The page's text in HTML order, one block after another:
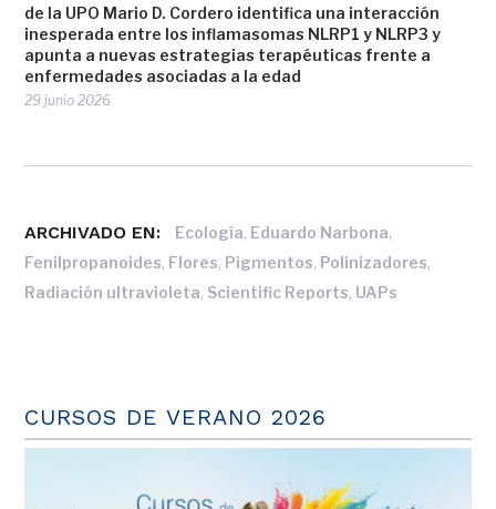
de la UPO Mario D. Cordero identifica una interacción
inesperada entre los inflamasomas NLRP1 y NLRP3 y
apunta a nuevas estrategias terapéuticas frente a
enfermedades asociadas a la edad
29 junio 2026
ARCHIVADO EN: Ecología, Eduardo Narbona,
Fenilpropanoides, Flores, Pigmentos, Polinizadores,
Radiación ultravioleta, Scientific Reports, UAPs
CURSOS DE VERANO 2026